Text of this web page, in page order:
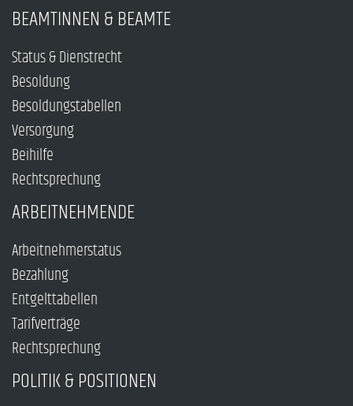
BEAMTINNEN & BEAMTE
Status & Dienstrecht
Besoldung
Besoldungstabellen
Versorgung
Beihilfe
Rechtsprechung
ARBEITNEHMENDE
Arbeitnehmerstatus
Bezahlung
Entgelttabellen
Tarifverträge
Rechtsprechung
POLITIK & POSITIONEN